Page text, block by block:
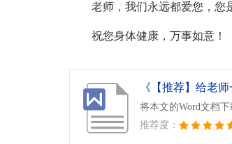
老师，我们永远都爱您，您
祝您身体健康，万事如意！
《【推荐】给老师
将本文的Word文档
推荐度：